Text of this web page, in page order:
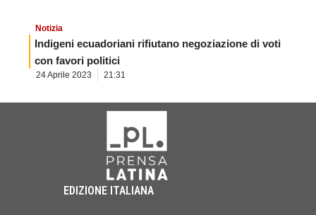
Notizia
Indigeni ecuadoriani rifiutano negoziazione di voti
con favori politici
24 Aprile 2023 21:31
EDIZIONE ITALIANA